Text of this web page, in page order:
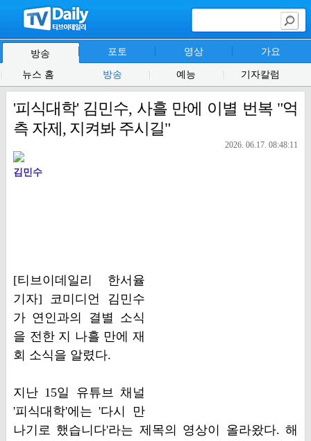
방송 포토 영상 가요
뉴스 홈 방송 예능 기자칼럼
'피식대학' 김민수, 사흘 만에 이별 번복 "억
측 자제, 지켜봐 주시길"
2026. 06.17. 08:48:11
김민수
[티브이데일리 한서율
기자] 코미디언 김민수
가 연인과의 결별 소식
을 전한 지 나흘 만에 재
회 소식을 알렸다.
지난 15일 유튜브 채널
'피식대학'에는 '다시 만
나기로 했습니다'라는 제목의 영상이 올라왔다. 해